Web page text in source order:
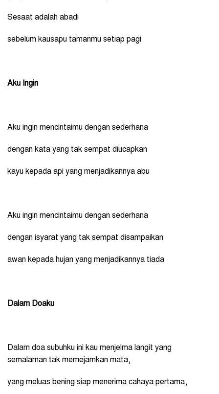
Sesaat adalah abadi
sebelum kausapu tamanmu setiap pagi
Aku Ingin
Aku ingin mencintaimu dengan sederhana
dengan kata yang tak sempat diucapkan
kayu kepada api yang menjadikannya abu
Aku ingin mencintaimu dengan sederhana
dengan isyarat yang tak sempat disampaikan
awan kepada hujan yang menjadikannya tiada
Dalam Doaku
Dalam doa subuhku ini kau menjelma langit yang
semalaman tak memejamkan mata,
yang meluas bening siap menerima cahaya pertama,